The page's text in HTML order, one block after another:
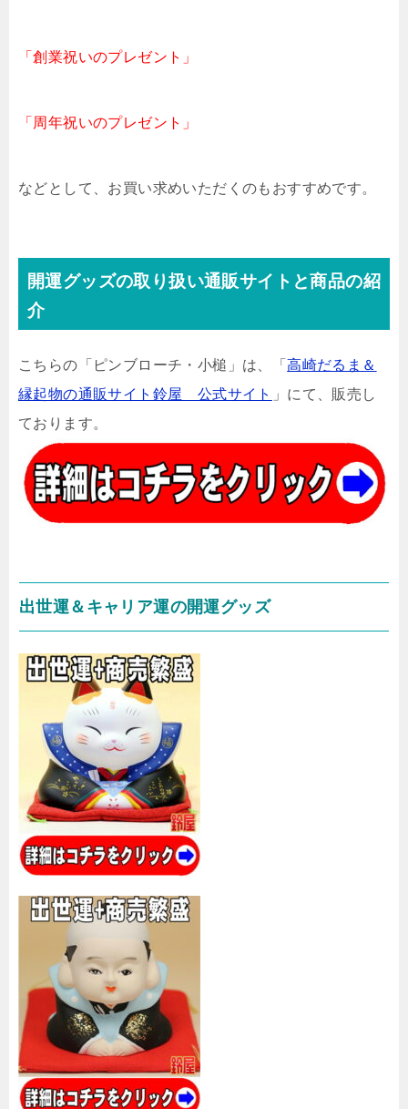
「創業祝いのプレゼント」
「周年祝いのプレゼント」
などとして、お買い求めいただくのもおすすめです。
開運グッズの取り扱い通販サイトと商品の紹
介
こちらの「ピンブローチ・小槌」は、「高崎だるま＆
縁起物の通販サイト鈴屋 公式サイト
」にて、販売し
ております。
出世運＆キャリア運の開運グッズ